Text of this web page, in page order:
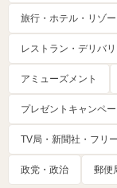
旅行・ホテル・リゾー
レストラン・デリバ
アミューズメント
プレゼントキャンペ
TV局・新聞社・フリ
政党・政治 郵便